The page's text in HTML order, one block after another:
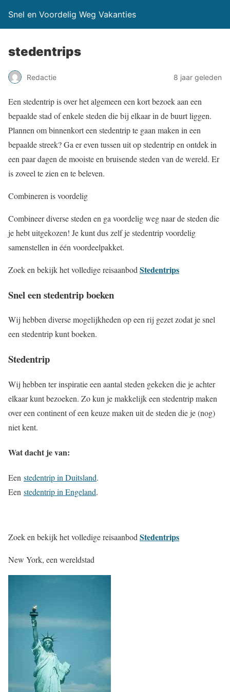
Snel en Voordelig Weg Vakanties
stedentrips
Redactie 8 jaar geleden
Een stedentrip is over het algemeen een kort bezoek aan een
bepaalde stad of enkele steden die bij elkaar in de buurt liggen.
Plannen om binnenkort een stedentrip te gaan maken in een
bepaalde streek? Ga er even tussen uit op stedentrip en ontdek in
een paar dagen de mooiste en bruisende steden van de wereld. Er
is zoveel te zien en te beleven.
Combineren is voordelig
Combineer diverse steden en ga voordelig weg naar de steden die
je hebt uitgekozen! Je kunt dus zelf je stedentrip voordelig
samenstellen in één voordeelpakket.
Zoek en bekijk het volledige reisaanbod Stedentrips
Snel een stedentrip boeken
Wij hebben diverse mogelijkheden op een rij gezet zodat je snel
een stedentrip kunt boeken.
Stedentrip
Wij hebben ter inspiratie een aantal steden gekeken die je achter
elkaar kunt bezoeken. Zo kun je makkelijk een stedentrip maken
over een continent of een keuze maken uit de steden die je (nog)
niet kent.
Wat dacht je van:
Een stedentrip in Duitsland.
Een stedentrip in Engeland.
Zoek en bekijk het volledige reisaanbodStedentrips
New York, een wereldstad